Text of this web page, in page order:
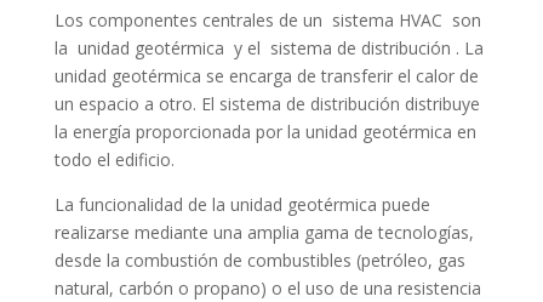
Los componentes centrales de un sistema HVAC son
la unidad geotérmica y el sistema de distribución . La
unidad geotérmica se encarga de transferir el calor de
un espacio a otro. El sistema de distribución distribuye
la energía proporcionada por la unidad geotérmica en
todo el edificio.
La funcionalidad de la unidad geotérmica puede
realizarse mediante una amplia gama de tecnologías,
desde la combustión de combustibles (petróleo, gas
natural, carbón o propano) o el uso de una resistencia